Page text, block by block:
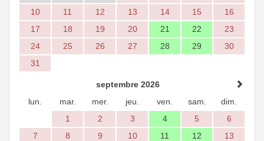
10
11 12 13 14 15
16
17
18 19 20 21 22
23
24
25 26 27 28 29
30
31
septembre 2026
lun.
mar. mer. jeu. ven. sam.
dim.
1
2 3 4 5
6
7
8 9 10 11 12
13